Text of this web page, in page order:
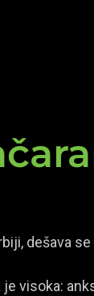
dešava se
visoka: